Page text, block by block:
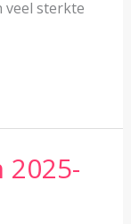
veel sterkte
2025-